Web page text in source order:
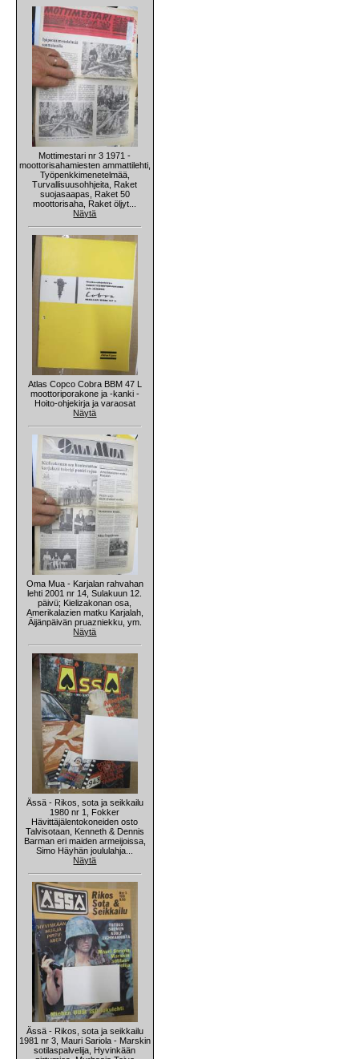
Mottimestari nr 3 1971 -
moottorisahamiesten ammattilehti,
Työpenkkimenetelmää,
Turvallisuusohhjeita, Raket
suojasaapas, Raket 50
moottorisaha, Raket öljyt...
Näytä
Atlas Copco Cobra BBM 47 L
moottoriporakone ja -kanki -
Hoito-ohjekirja ja varaosat
Näytä
Oma Mua - Karjalan rahvahan
lehti 2001 nr 14, Sulakuun 12.
päivü; Kielizakonan osa,
Amerikalazien matku Karjalah,
Äijänpäivän pruazniekku, ym.
Näytä
Ässä - Rikos, sota ja seikkailu
1980 nr 1, Fokker
Hävittäjälentokoneiden osto
Talvisotaan, Kenneth & Dennis
Barman eri maiden armeijoissa,
Simo Häyhän joululahja...
Näytä
Ässä - Rikos, sota ja seikkailu
1981 nr 3, Mauri Sariola - Marskin
sotilaspalvelija, Hyvinkään